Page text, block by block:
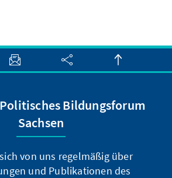
Bildungsforum
Sachsen
von uns regelmäßig über
und Publikationen des